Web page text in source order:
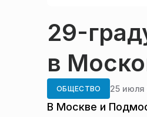
29-
в
ОБЩЕСТВО 25 июля
В Москве и